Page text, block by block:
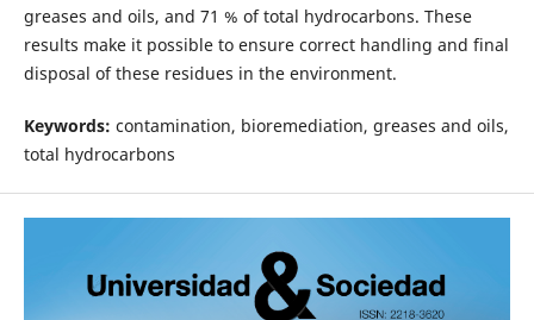
greases and oils, and 71 % of total hydrocarbons. These
results make it possible to ensure correct handling and final
disposal of these residues in the environment.
Keywords: contamination, bioremediation, greases and oils,
total hydrocarbons